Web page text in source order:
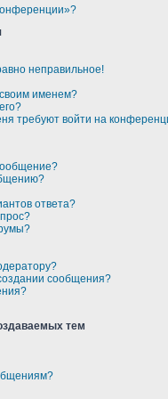
неправильное!
именем?
требуют войти на
ответа?
сообщения?
тем